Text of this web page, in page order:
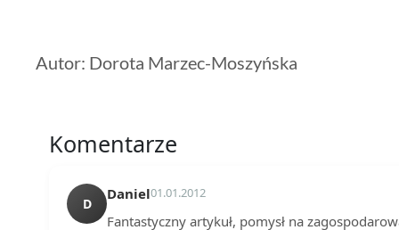
Autor: Dorota Marzec-Moszyńska
Komentarze
D
Daniel01.01.2012
Fantastyczny artykuł, pomysł na